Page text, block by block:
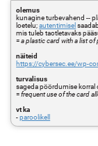
olemus
kunagine turbevahend --
loetelu;autentimisel
mis tuleb taotletavaks
=a plastic card with a list
näiteid
https://cybersec.ee/wp-
turvalisus
sageda pöördumise korral
=frequent use of the card
vt ka
-paroolikell